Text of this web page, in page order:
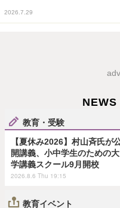
2026.7.29
NEWS
教育・受験
【夏休み2026】村山斉氏が
開講義、小中学生のための大
学講義スクール9月開校
2026.8.6 Thu 19:15
教育イベント